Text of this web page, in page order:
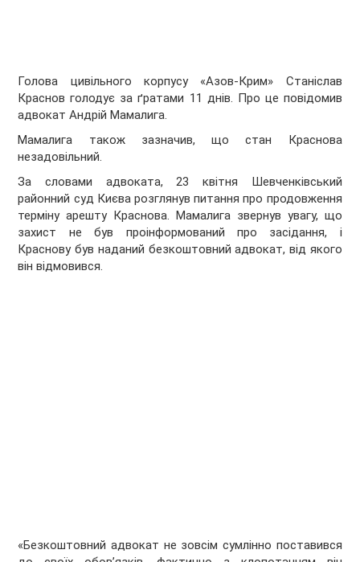
Голова цивільного корпусу «Азов-Крим» Станіслав
Краснов голодує за ґратами 11 днів. Про це повідомив
адвокат Андрій Мамалига.
Мамалига також зазначив, що стан Краснова
незадовільний.
За словами адвоката, 23 квітня Шевченківський
районний суд Києва розглянув питання про продовження
терміну арешту Краснова. Мамалига звернув увагу, що
захист не був проінформований про засідання, і
Краснову був наданий безкоштовний адвокат, від якого
він відмовився.
«Безкоштовний адвокат не зовсім сумлінно поставився